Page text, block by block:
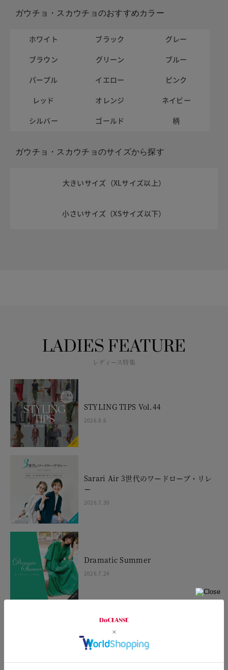
ガウチョ・スカウチョのおすすめカラー
ホワイト ブラック
グレー
ブラウン
グリーン
ブルー
パープル
イエロー
ピンク
レッド
オレンジ
ネイビー
シルバー
ゴールド 柄
ガウチョ・スカウチョのサイズから探す
大きいサイズ（XLサイズ以上）
小さいサイズ（XSサイズ以下）
LADIES FEATURE
レディース特集
STYLING TIPS Vol.44
2026.8.6
Sarari Air 3世代のワードローブ・リレ
ー
2026.7.30
Dramatic Summer
2026.7.24
STYLING TIPS Vol.43
2026.7.23